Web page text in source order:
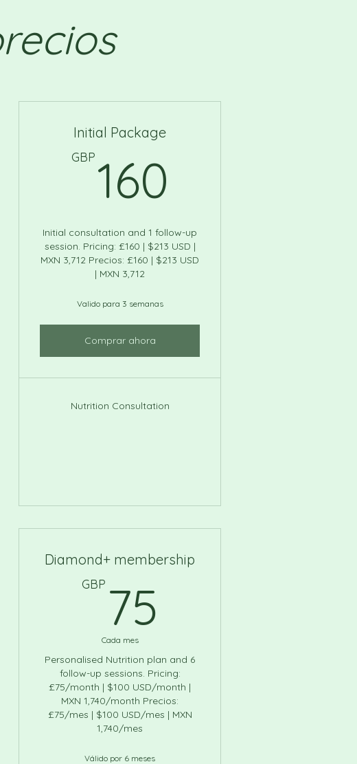
Initial Package
GBP 160
Initial consultation and 1 follow-up
session. Pricing: £160 | $213 USD |
MXN 3,712 Precios: £160 | $213 USD
| MXN 3,712
Valido para 3 semanas
Comprar ahora
Nutrition Consultation
Diamond+ membership
GBP 75
Cada mes
Personalised Nutrition plan and 6
follow-up sessions. Pricing:
£75/month | $100 USD/month |
MXN 1,740/month Precios:
£75/mes | $100 USD/mes | MXN
1,740/mes
Válido por 6 meses